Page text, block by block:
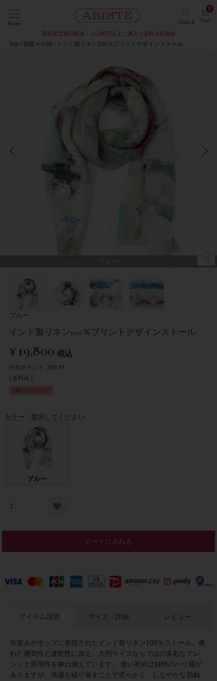
Menu Search Cart
0
最短翌営業日配送・11,000円以上ご購入で送料当社負担
Top 雑貨その他 インド製リネン100％プリントデザインストール
ブルー
インド製リネン100％プリントデザインストール
¥19,800 税込
付与ポイント: 198 Pt.
送料込
2BUY10％OFF
カラー 選択してください
ブルー
カートに入れる
アイテム説明
街並みがポップに表現されたインド製リネン100％ストール。優
れた通気性と速乾性に加え、大判サイズならではの多彩なアレ
ンジと実用性を兼ね備えています。 使い初めは独特のハリ感が
ありますが、洗濯を繰り返すことで柔らかく、しなやかな肌触
サイズ・詳細 レビュー